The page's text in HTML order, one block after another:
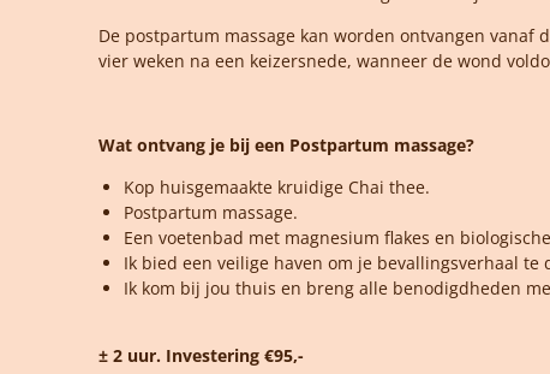
De postpartum massage kan worden ontvangen
vier weken na een keizersnede, wanneer de wond
Wat ontvang je bij een Postpartum massage?
Kop huisgemaakte kruidige Chai thee.
Postpartum massage.
Een voetenbad met magnesium flakes en
Ik bied een veilige haven om je bevallingsverhaal
Ik kom bij jou thuis en breng alle benodigdheden
± 2 uur. Investering €95,-